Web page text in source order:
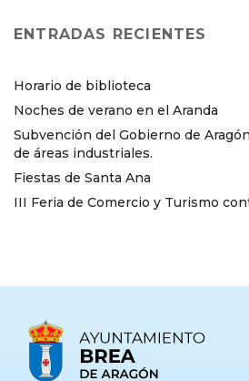
ENTRADAS RECIENTES
Horario de biblioteca
Noches de verano en el Aranda
Subvención del Gobierno de
de áreas industriales.
Fiestas de Santa Ana
III Feria de Comercio y Turismo